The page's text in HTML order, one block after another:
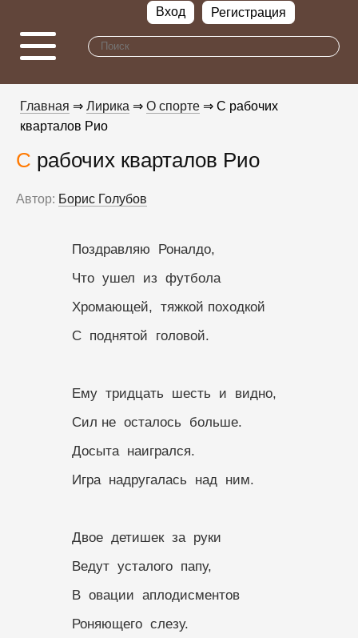
Вход Регистрация
Главная ⇒ Лирика ⇒ О спорте ⇒ С рабочих
кварталов Рио
С рабочих кварталов Рио
Автор: Борис Голубов
              Поздравляю  Роналдо,
              Что  ушел  из  футбола
              Хромающей,  тяжкой походкой
              С  поднятой  головой.
              Ему  тридцать  шесть  и  видно,
              Сил не  осталось  больше.
              Досыта  наигрался.
              Игра  надругалась  над  ним.
              Двое  детишек  за  руки
              Ведут  усталого  папу,
              В  овации  аплодисментов
              Роняющего  слезу.